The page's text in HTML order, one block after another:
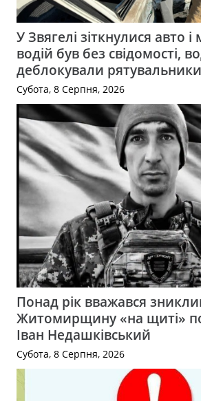
У Звягелі зіткнулися авто
водій був без свідомості,
деблокували рятувальники
Субота, 8 Серпня, 2026
Понад рік вважався
Житомирщину «на щиті»
Іван Недашківський
Субота, 8 Серпня, 2026